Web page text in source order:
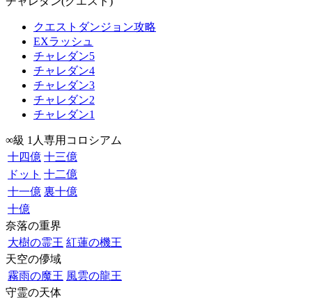
クエストダンジョン攻略
EXラッシュ
チャレダン5
チャレダン4
チャレダン3
チャレダン2
チャレダン1
∞級 1人専用コロシアム
十四億 十三億
ドット 十二億
十一億 裏十億
十億
奈落の重界
大樹の霊王 紅蓮の機王
天空の儚域
霧雨の魔王 風雲の龍王
守霊の天体